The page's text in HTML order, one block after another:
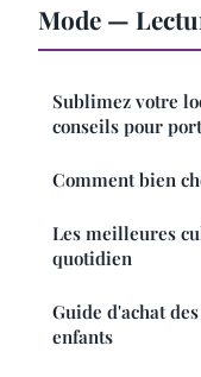
Mode —
Sublimez votre
conseils pour
Comment bien
Les meilleures
quotidien
Guide d'achat
enfants